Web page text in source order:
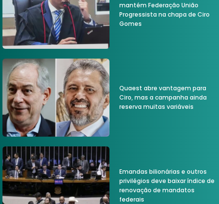
mantém Federação União
Progressista na chapa de Ciro
Gomes
Quaest abre vantagem para
Ciro, mas a campanha ainda
reserva muitas variáveis
Emandas bilionárias e outros
privilégios deve baixar índice de
renovação de mandatos
federais